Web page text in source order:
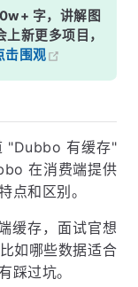
字，讲解图
新更多项目，
击围观
"Dubbo 有缓存"
在消费端提供
点和区别。
缓存，面试官想
如哪些数据适合
踩过坑。